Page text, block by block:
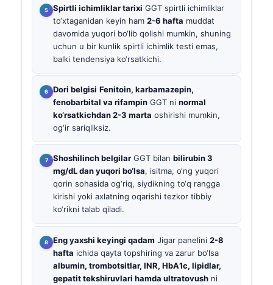
Spirtli ichimliklar tarixi GGT spirtli ichimliklar
to‘xtaganidan keyin ham 2-6 hafta muddat
davomida yuqori bo‘lib qolishi mumkin, shuning
uchun u bir kunlik spirtli ichimlik testi emas,
balki tendensiya ko‘rsatkichi.
Dori belgisi Fenitoin, karbamazepin,
fenobarbital va rifampin GGT ni normal
ko‘rsatkichdan 2-3 marta oshirishi mumkin,
og‘ir sariqliksiz.
Shoshilinch belgilar GGT bilan bilirubin 3
mg/dL dan yuqori bo‘lsa, isitma, o‘ng yuqori
qorin sohasida og‘riq, siydikning to‘q rangga
kirishi yoki axlatning oqarishi tezkor tibbiy
ko‘rikni talab qiladi.
Eng yaxshi keyingi qadam Jigar panelini 2-8
hafta ichida qayta topshiring va zarur bo‘lsa
albumin, trombotsitlar, INR, HbA1c, lipidlar,
gepatit tekshiruvlari hamda ultratovush ni